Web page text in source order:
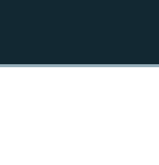
УКРАИНСКАЯ ПРОБЛЕМА КРЫМА